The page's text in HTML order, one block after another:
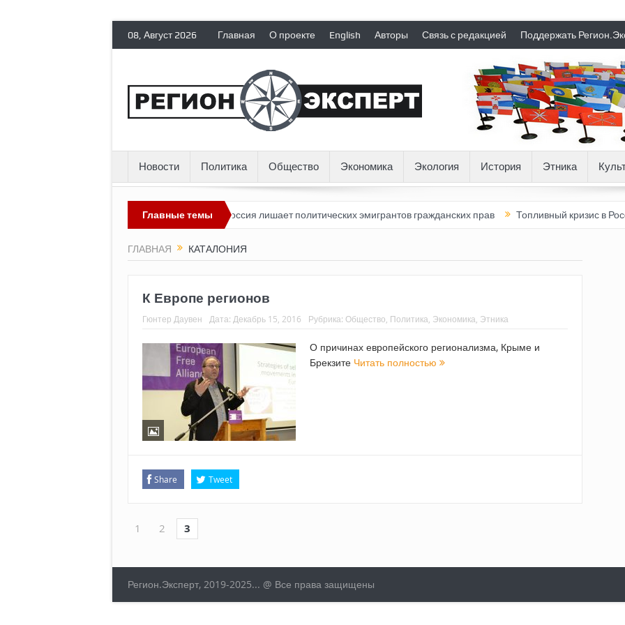
08, Август 2026 Главная О проекте English Авторы Связь с редакцией Поддержать
Новости Политика Общество Экономика Экология История Этника
Главные темы
России» пока выглядит невозможным? Россия лишает политических эмигрантов гражданских прав Топливный кризис в
ГЛАВНАЯ КАТАЛОНИЯ
К Европе регионов
Гюнтер Даувен Дата: Декабрь 15, 2016 Рубрика: Общество Политика Экономика Этника
О причинах европейского регионализма, Крыме и
Брекзите Читать полностью
Share Tweet
1 2 3
Регион.Эксперт, 2019-2025... @ Все права защищены